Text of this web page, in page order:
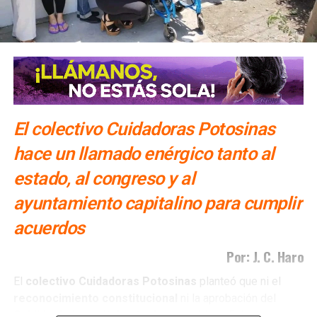
pavimentación en colonia El Morro
El colectivo Cuidadoras Potosinas
hace un llamado enérgico tanto al
estado, al congreso y al
ayuntamiento capitalino para cumplir
acuerdos
Por: J. C. Haro
El colectivo Cuidadoras Potosinas planteó que ni el